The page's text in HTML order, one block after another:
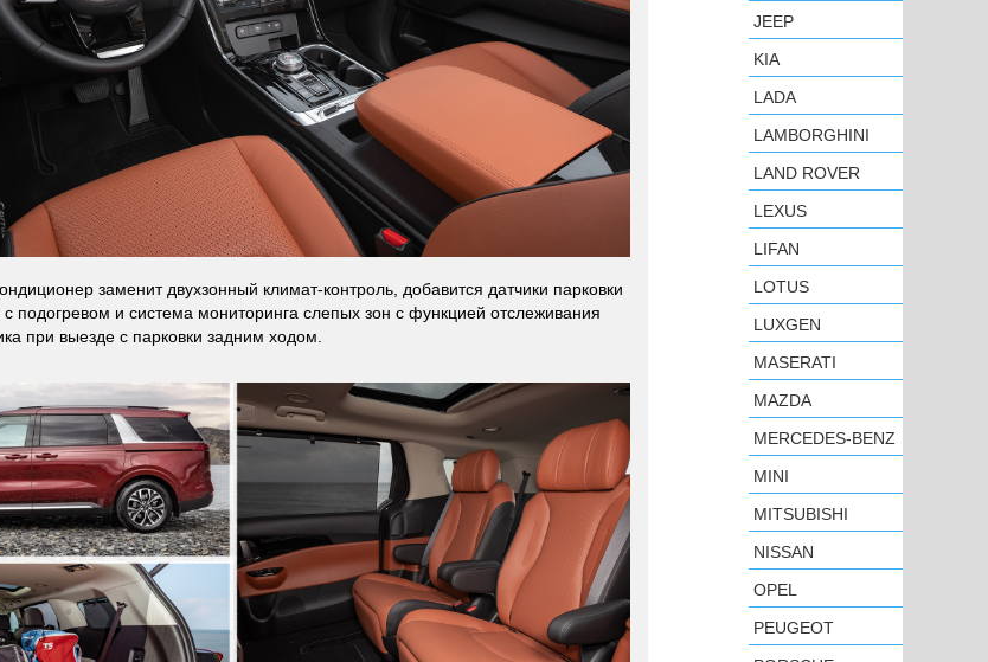
заменит двухзонный климат-контроль, добавится датчики парковки
подогревом и система мониторинга слепых зон с функцией отслеживания
при выезде с парковки задним ходом.
JEEP
KIA
LADA
LAMBORGHINI
LAND ROVER
LEXUS
LIFAN
LOTUS
LUXGEN
MASERATI
MAZDA
MERCEDES-BENZ
MINI
MITSUBISHI
NISSAN
OPEL
PEUGEOT